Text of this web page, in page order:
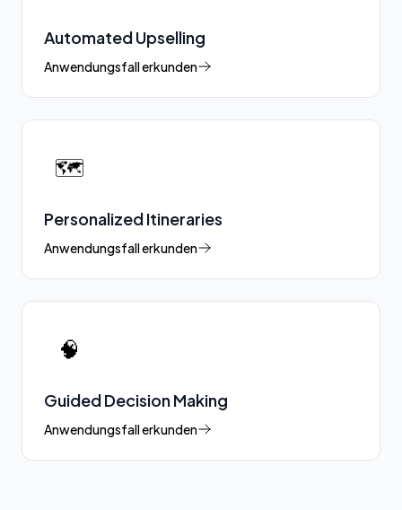
Automated Upselling
Anwendungsfall erkunden
🗺️
Personalized Itineraries
Anwendungsfall erkunden
🧠
Guided Decision Making
Anwendungsfall erkunden